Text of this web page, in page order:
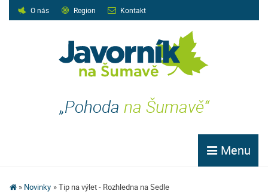
O nás Region Kontakt
„Pohoda na Šumavě“
Menu
Novinky Tip na výlet - Rozhledna na Sedle